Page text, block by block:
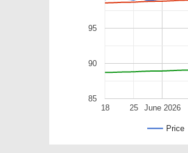
Price
June 2026
18 25
85
90
95